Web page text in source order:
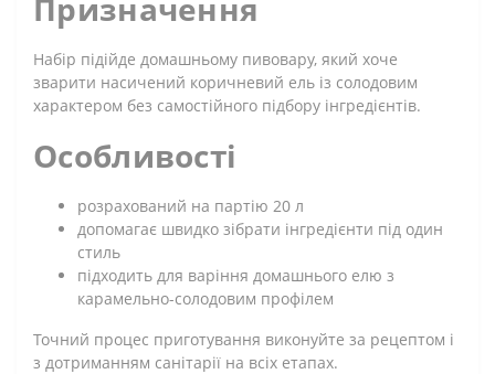
Призначення
Набір підійде домашньому пивовару, який хоче
зварити насичений коричневий ель із солодовим
характером без самостійного підбору інгредієнтів.
Особливості
розрахований на партію 20 л
допомагає швидко зібрати інгредієнти під один
стиль
підходить для варіння домашнього елю з
карамельно-солодовим профілем
Точний процес приготування виконуйте за рецептом і
з дотриманням санітарії на всіх етапах.